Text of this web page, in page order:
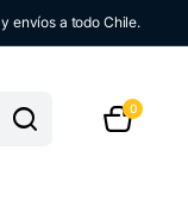
envíos a todo Chile.
0